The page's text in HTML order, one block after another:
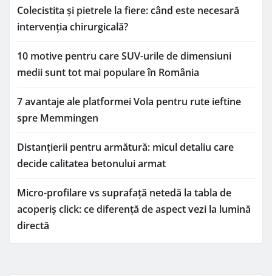
Colecistita și pietrele la fiere: când este necesară
intervenția chirurgicală?
10 motive pentru care SUV-urile de dimensiuni
medii sunt tot mai populare în România
7 avantaje ale platformei Vola pentru rute ieftine
spre Memmingen
Distanțierii pentru armătură: micul detaliu care
decide calitatea betonului armat
Micro-profilare vs suprafață netedă la tabla de
acoperiș click: ce diferență de aspect vezi la lumină
directă